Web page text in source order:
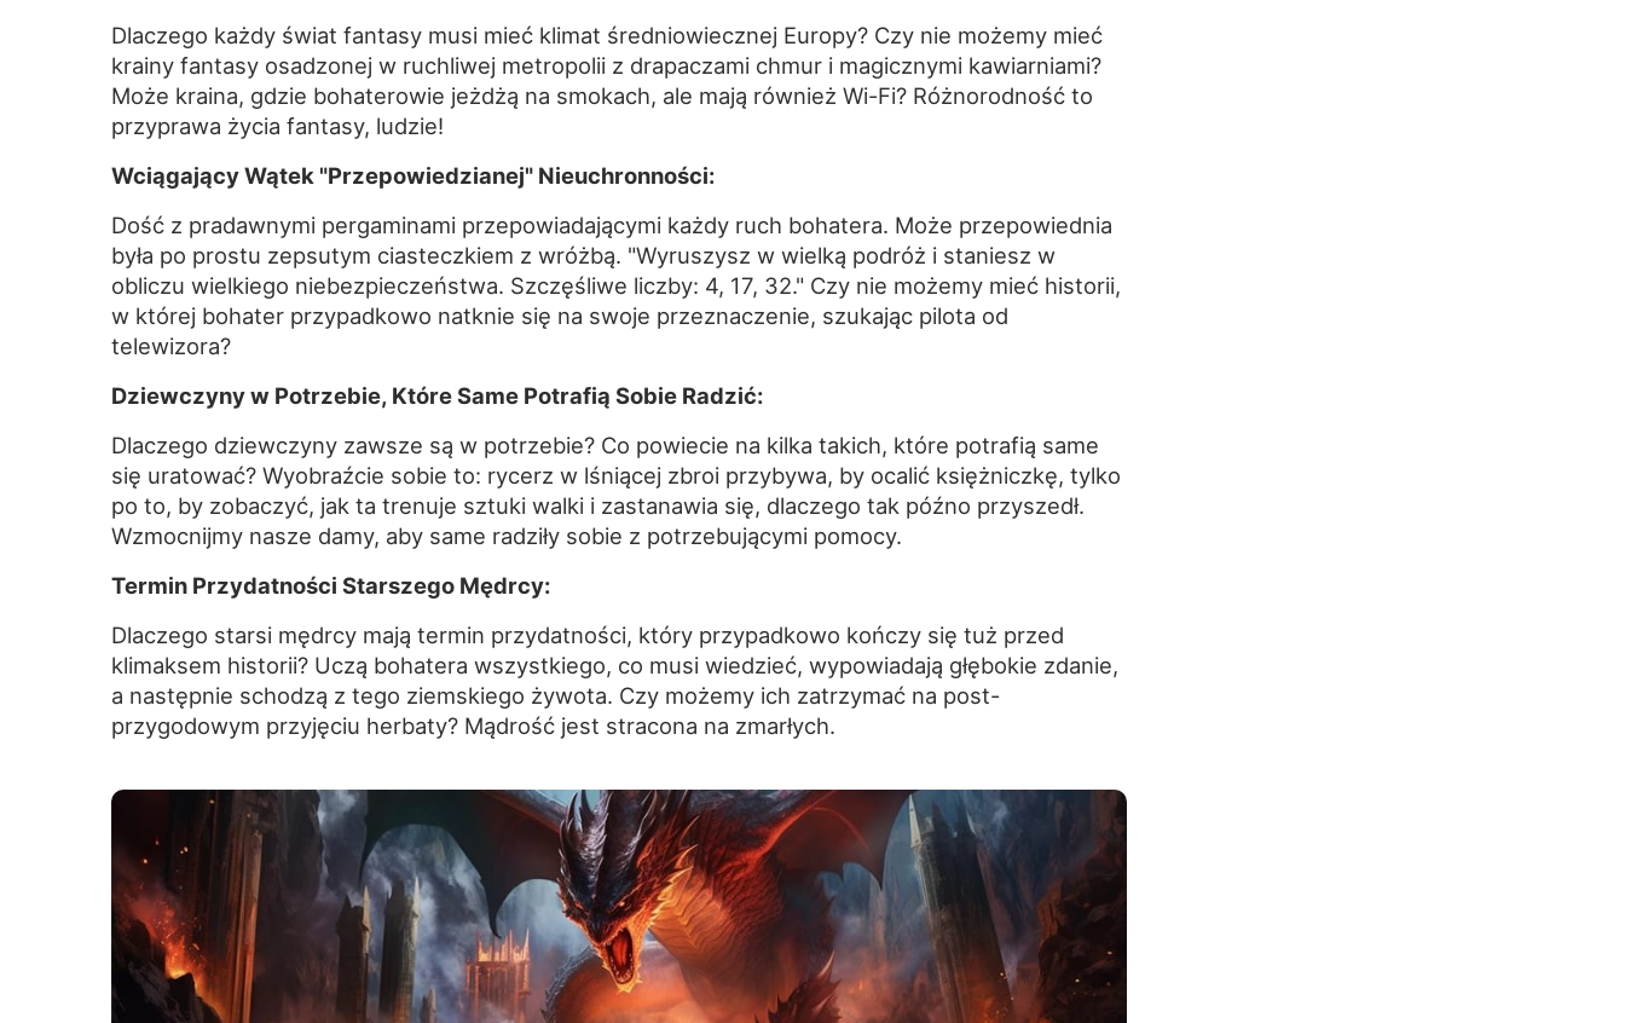
Dlaczego każdy świat fantasy musi mieć klimat średniowiecznej Europy? Czy nie możemy mieć
krainy fantasy osadzonej w ruchliwej metropolii z drapaczami chmur i magicznymi kawiarniami?
Może kraina, gdzie bohaterowie jeżdżą na smokach, ale mają również Wi-Fi? Różnorodność to
przyprawa życia fantasy, ludzie!
Wciągający Wątek "Przepowiedzianej" Nieuchronności:
Dość z pradawnymi pergaminami przepowiadającymi każdy ruch bohatera. Może przepowiednia
była po prostu zepsutym ciasteczkiem z wróżbą. "Wyruszysz w wielką podróż i staniesz w
obliczu wielkiego niebezpieczeństwa. Szczęśliwe liczby: 4, 17, 32." Czy nie możemy mieć historii,
w której bohater przypadkowo natknie się na swoje przeznaczenie, szukając pilota od
telewizora?
Dziewczyny w Potrzebie, Które Same Potrafią Sobie Radzić:
Dlaczego dziewczyny zawsze są w potrzebie? Co powiecie na kilka takich, które potrafią same
się uratować? Wyobraźcie sobie to: rycerz w lśniącej zbroi przybywa, by ocalić księżniczkę, tylko
po to, by zobaczyć, jak ta trenuje sztuki walki i zastanawia się, dlaczego tak późno przyszedł.
Wzmocnijmy nasze damy, aby same radziły sobie z potrzebującymi pomocy.
Termin Przydatności Starszego Mędrcy:
Dlaczego starsi mędrcy mają termin przydatności, który przypadkowo kończy się tuż przed
klimaksem historii? Uczą bohatera wszystkiego, co musi wiedzieć, wypowiadają głębokie zdanie,
a następnie schodzą z tego ziemskiego żywota. Czy możemy ich zatrzymać na post-
przygodowym przyjęciu herbaty? Mądrość jest stracona na zmarłych.